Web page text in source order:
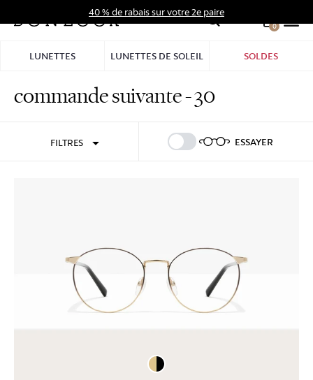
au
40 % de rabais sur votre 2e paire
0
LUNETTES LUNETTES DE SOLEIL SOLDES
commande suivante - 30
FILTRES ESSAYER
connecter S'inscrire